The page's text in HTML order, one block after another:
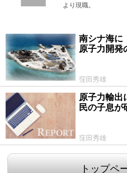
より現職。
2016/05/20
南シナ海に
原子力開発
窪田秀雄
2014/10/16
原子力輸出
民の子息が
窪田秀雄
トップペ